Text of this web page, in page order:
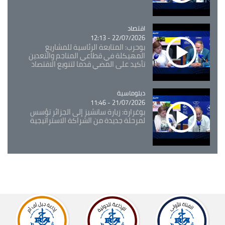
Catégorie
اقتصاد
22/07/2026 - 12:13
بوحرب: المتابعة الرئاسية للمشاريع
المهيكلة في قطاعي المناجم والتعدين
تأكيد على المضي قدما لتنويع الاقتصاد
Catégorie
دبلوماسية
21/07/2026 - 11:46
بوغرارة: زيارة سانشيز إلى الجزائر تؤسس
لمرحلة جديدة من الشراكة الاستراتيجية